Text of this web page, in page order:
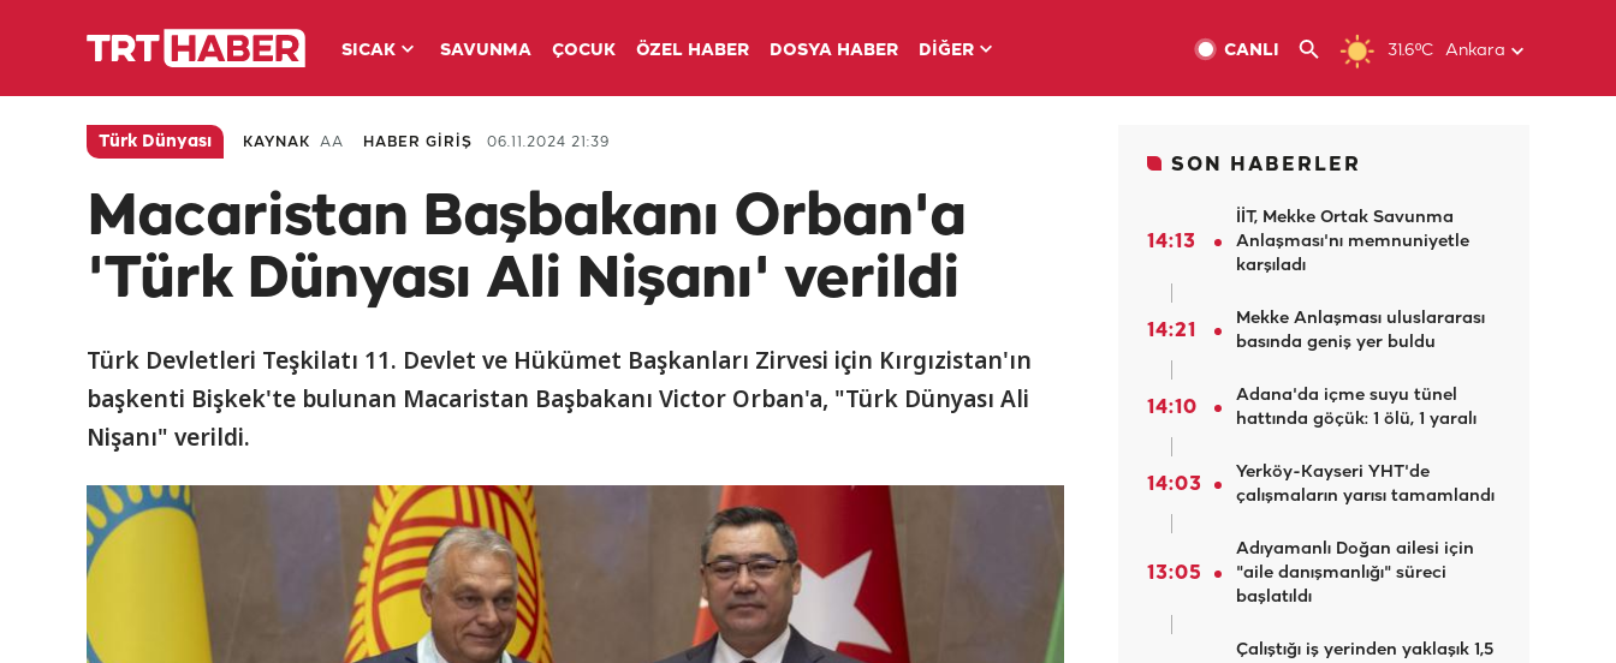
SICAK SAVUNMA ÇOCUK ÖZEL HABER DOSYA HABER DİĞER 31.6ºC Ankara
CANLI
Türk Dünyası KAYNAK AA HABER GİRİŞ 06.11.2024 21:39
Macaristan Başbakanı Orban'a
'Türk Dünyası Ali Nişanı' verildi
Türk Devletleri Teşkilatı 11. Devlet ve Hükümet Başkanları Zirvesi için Kırgızistan'ın
başkenti Bişkek'te bulunan Macaristan Başbakanı Victor Orban'a, "Türk Dünyası Ali
Nişanı" verildi.
SON HABERLER
14:13
İİT, Mekke Ortak Savunma
Anlaşması'nı memnuniyetle
karşıladı
14:21
Mekke Anlaşması uluslararası
basında geniş yer buldu
14:10
Adana'da içme suyu tünel
hattında göçük: 1 ölü, 1 yaralı
14:03
Yerköy-Kayseri YHT'de
çalışmaların yarısı tamamlandı
13:05
Adıyamanlı Doğan ailesi için
"aile danışmanlığı" süreci
başlatıldı
Çalıştığı iş yerinden yaklaşık 1,5